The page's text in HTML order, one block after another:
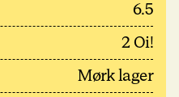
6.5
2 Oi!
Mørk lager